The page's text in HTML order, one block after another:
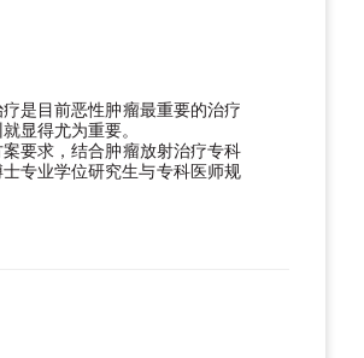
是目前恶性肿瘤最重要的治疗
显得尤为重要。
要求，结合肿瘤放射治疗专科
专业学位研究生与专科医师规